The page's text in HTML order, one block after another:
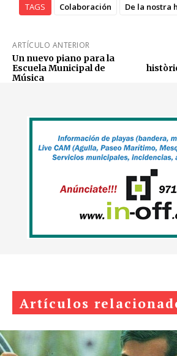
TAGS Colaboración De la nostra
ARTÍCULO ANTERIOR
Un nuevo piano para la
Escuela Municipal de
Música
Artículos